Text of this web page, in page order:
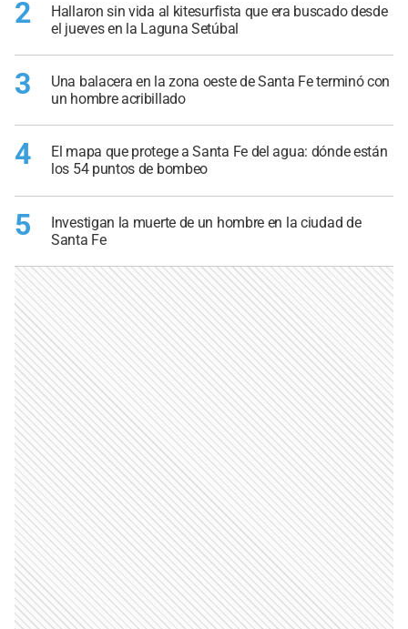
2
Hallaron sin vida al kitesurfista que era buscado desde
el jueves en la Laguna Setúbal
3
Una balacera en la zona oeste de Santa Fe terminó con
un hombre acribillado
4
El mapa que protege a Santa Fe del agua: dónde están
los 54 puntos de bombeo
5
Investigan la muerte de un hombre en la ciudad de
Santa Fe